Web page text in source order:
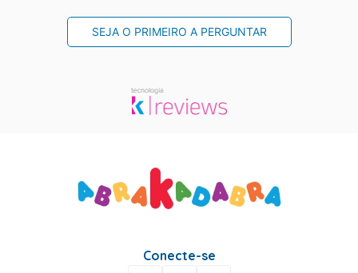
SEJA O PRIMEIRO A PERGUNTAR
Conecte-se